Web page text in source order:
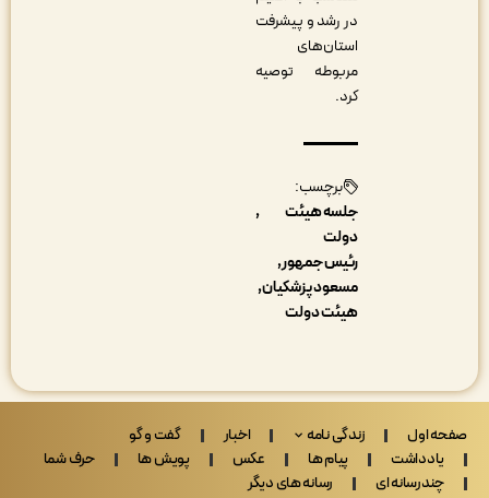
در رشد و پیشرفت
استان‌های
مربوطه توصیه
برچسب:
جلسه هیئت
رئیس جمهور
مسعود پزشکیان
هیئت دولت
اول زندگی نامه اخبار
گفت و گو
پیام ها عکس پویش ها
حرف شما
ای
رسانه های دیگر